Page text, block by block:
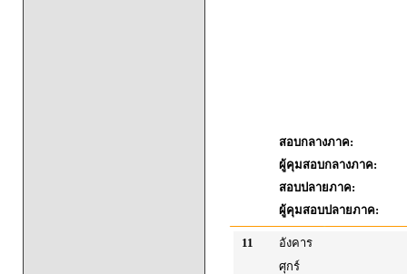
สอบกลางภาค:
ผู้คุมสอบกลางภาค:
สอบปลายภาค:
ผู้คุมสอบปลายภาค:
11
อังคาร
ศุกร์